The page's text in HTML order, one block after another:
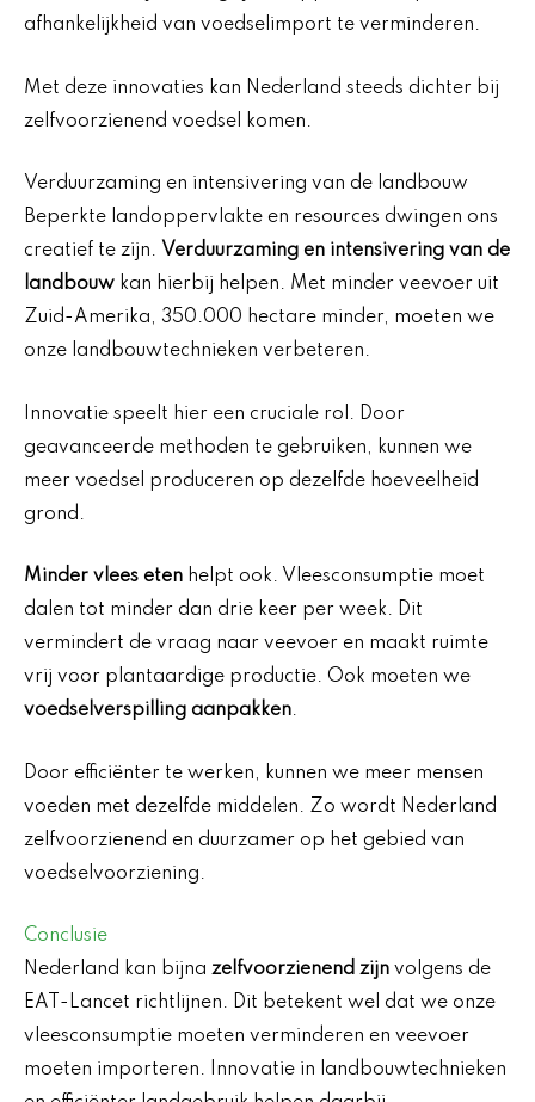
afhankelijkheid van voedselimport te verminderen.
Met deze innovaties kan Nederland steeds dichter bij
zelfvoorzienend voedsel komen.
Verduurzaming en intensivering van de landbouw
Beperkte landoppervlakte en resources dwingen ons
creatief te zijn. Verduurzaming en intensivering van de
landbouw kan hierbij helpen. Met minder veevoer uit
Zuid-Amerika, 350.000 hectare minder, moeten we
onze landbouwtechnieken verbeteren.
Innovatie speelt hier een cruciale rol. Door
geavanceerde methoden te gebruiken, kunnen we
meer voedsel produceren op dezelfde hoeveelheid
grond.
Minder vlees eten helpt ook. Vleesconsumptie moet
dalen tot minder dan drie keer per week. Dit
vermindert de vraag naar veevoer en maakt ruimte
vrij voor plantaardige productie. Ook moeten we
voedselverspilling aanpakken.
Door efficiënter te werken, kunnen we meer mensen
voeden met dezelfde middelen. Zo wordt Nederland
zelfvoorzienend en duurzamer op het gebied van
voedselvoorziening.
Conclusie
Nederland kan bijna zelfvoorzienend zijn volgens de
EAT-Lancet richtlijnen. Dit betekent wel dat we onze
vleesconsumptie moeten verminderen en veevoer
moeten importeren. Innovatie in landbouwtechnieken